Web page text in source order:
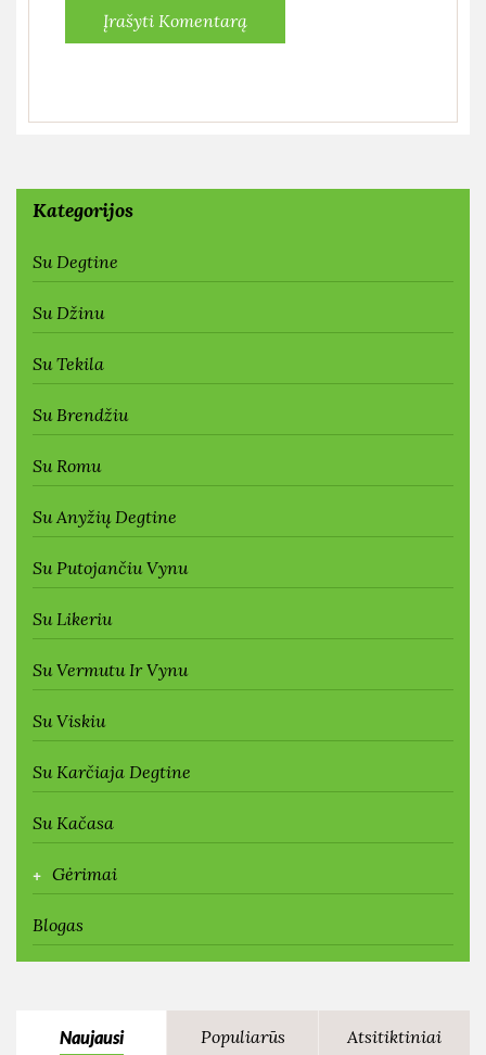
Kategorijos
Su Degtine
Su Džinu
Su Tekila
Su Brendžiu
Su Romu
Su Anyžių Degtine
Su Putojančiu Vynu
Su Likeriu
Su Vermutu Ir Vynu
Su Viskiu
Su Karčiaja Degtine
Su Kačasa
+ Gėrimai
Blogas
Naujausi Populiarūs Atsitiktiniai